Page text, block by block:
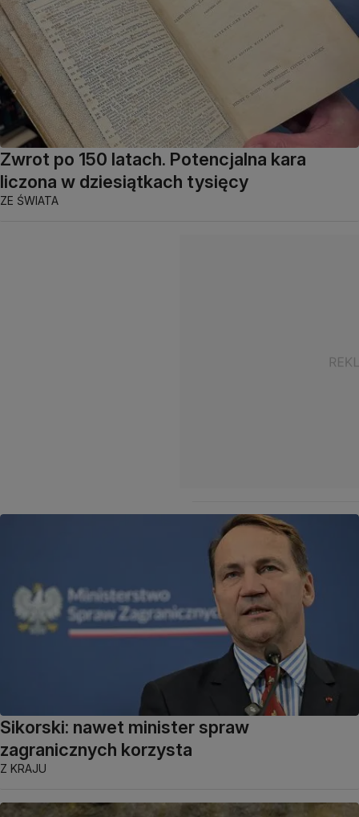
Zwrot po 150 latach. Potencjalna kara
liczona w dziesiątkach tysięcy
ZE ŚWIATA
Sikorski: nawet minister spraw
zagranicznych korzysta
Z KRAJU